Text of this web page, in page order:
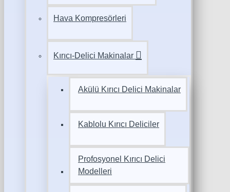
Hava Kompresörleri
Kırıcı-Delici Makinalar
Akülü Kırıcı Delici Makinalar
Kablolu Kırıcı Deliciler
Profosyonel Kırıcı Delici
Modelleri